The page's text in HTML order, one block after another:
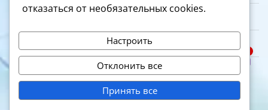
Представительство в Германии
Ліцензія МОЗ України №220 від 26.01.2018 р.
отказаться от необязательных cookies.
Настроить
Отклонить все
Принять все
Спросить врача
Open